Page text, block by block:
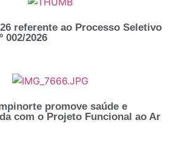
referente ao Processo Seletivo
002/2026
promove saúde e
com o Projeto Funcional ao Ar